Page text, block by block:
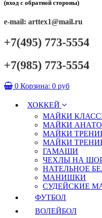
(вход с обратной стороны)
e-mail: arttex1@mail.ru
+7(495) 773-5554
+7(985) 773-5554
0 Корзина: 0 руб
ХОККЕЙ
МАЙКИ
МАЙКИ
МАЙКИ
МАЙКИ
ГАМАШИ
ЧЕХЛЫ НА
НАТЕЛЬНОЕ
МАНИШКИ
СУДЕЙСКИЕ
ФУТБОЛ
ВОЛЕЙБОЛ